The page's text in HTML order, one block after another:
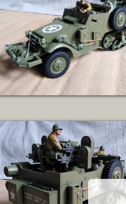
ZOBRAZIT DETAIL
ZOBRAZIT DETAIL